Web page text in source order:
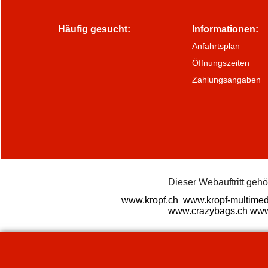
Häufig gesucht: Informationen:
Anfahrtsplan
Öffnungszeiten
Zahlungsangaben
Dieser Webauftritt
www.kropf.ch www.kropf-
www.crazybags.ch